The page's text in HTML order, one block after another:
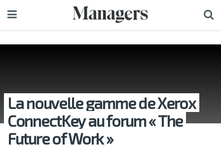
La nouvelle gamme de Xerox
ConnectKey au forum « The
Future of Work »